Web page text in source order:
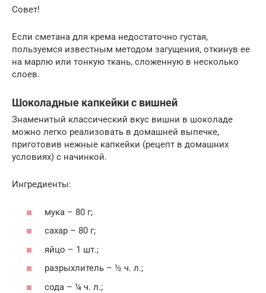
Совет!
Если сметана для крема недостаточно густая,
пользуемся известным методом загущения, откинув ее
на марлю или тонкую ткань, сложенную в несколько
слоев.
Шоколадные капкейки с вишней
Знаменитый классический вкус вишни в шоколаде
можно легко реализовать в домашней выпечке,
приготовив нежные капкейки (рецепт в домашних
условиях) с начинкой.
Ингредиенты:
мука – 80 г;
сахар – 80 г;
яйцо – 1 шт.;
разрыхлитель – ½ ч. л.;
сода – ¼ ч. л.;